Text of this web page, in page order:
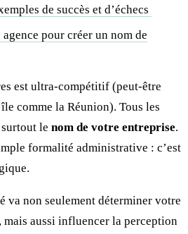
de succès et d’échecs
pour créer un nom de
est ultra-compétitif (peut-être
comme la Réunion). Tous les
le nom de votre entreprise.
formalité administrative : c’est
va non seulement déterminer votre
, mais aussi influencer la perception